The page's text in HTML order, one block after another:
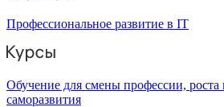
Профессиональное развитие в IT
Обучение для смены профессии, роста
саморазвития